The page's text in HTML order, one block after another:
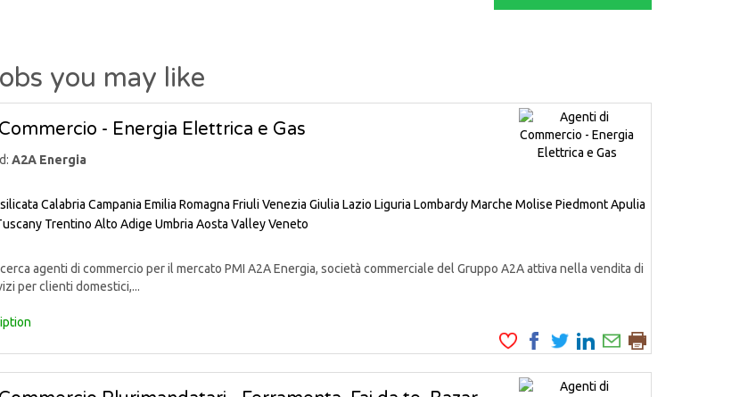
you may like
- Energia Elettrica e Gas
A2A Energia
Calabria Campania Emilia Romagna Friuli Venezia Giulia Lazio Liguria LombardyMarche Molise PiedmontApulia
Trentino Alto Adige Umbria Aosta ValleyVeneto
agenti di commercio per il mercato PMI A2A Energia, società commerciale del Gruppo A2A attiva nella vendita di
per clienti domestici,...